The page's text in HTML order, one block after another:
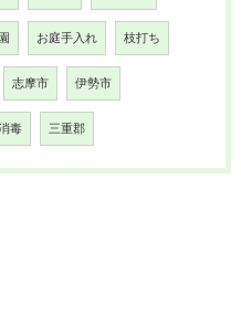
お庭手入れ 枝打ち
志摩市 伊勢市
毒 三重郡